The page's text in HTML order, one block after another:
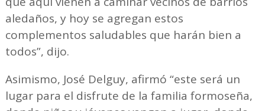
aledaños, y hoy se agregan estos
complementos saludables que harán bien a
todos”, dijo.
Asimismo, José Delguy, afirmó “este será un
lugar para el disfrute de la familia formoseña,